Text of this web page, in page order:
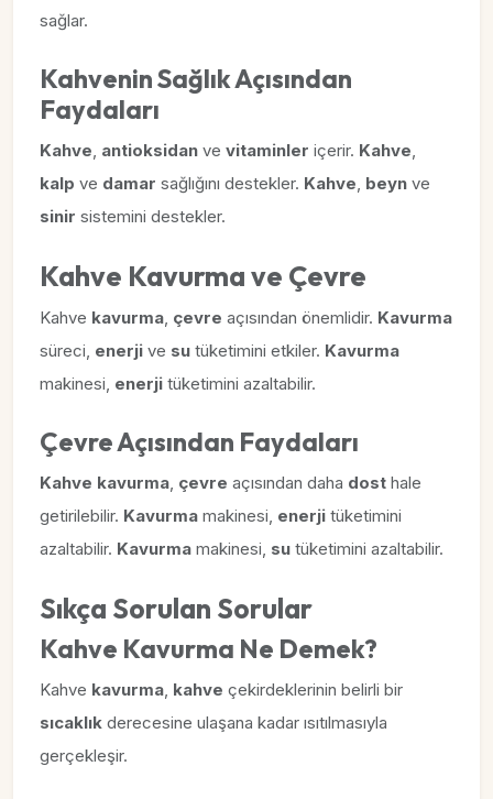
sağlar.
Kahvenin Sağlık Açısından
Faydaları
Kahve antioksidan ve vitaminler içerir. Kahve
kalp ve damar sağlığını destekler. Kahve beyn ve
sinir sistemini destekler.
Kahve Kavurma ve Çevre
Kahve kavurma çevre açısından önemlidir. Kavurma
süreci, enerji ve su tüketimini etkiler. Kavurma
makinesi, enerji tüketimini azaltabilir.
Çevre Açısından Faydaları
Kahve kavurma çevre açısından daha dost hale
getirilebilir. Kavurma makinesi, enerji tüketimini
azaltabilir. Kavurma makinesi, su tüketimini azaltabilir.
Sıkça Sorulan Sorular
Kahve Kavurma Ne Demek?
Kahve kavurma kahve çekirdeklerinin belirli bir
sıcaklık derecesine ulaşana kadar ısıtılmasıyla
gerçekleşir.